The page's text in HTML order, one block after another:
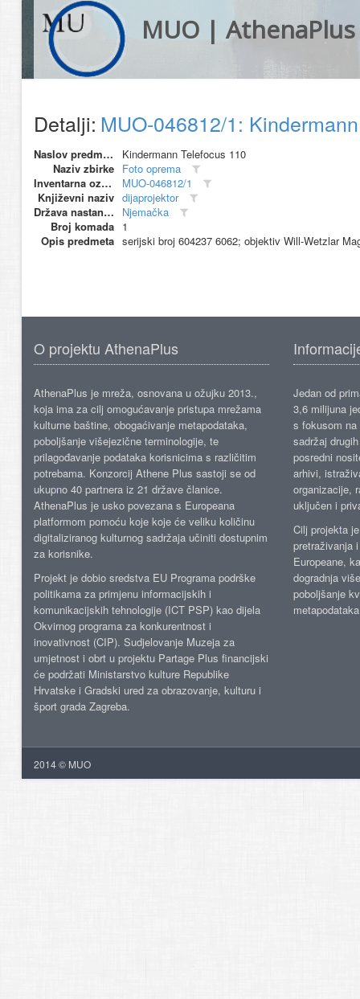
MUO | AthenaPlus
Detalji: MUO-046812/1:
Naslov predmeta
Kindermann Telefocus 110
Naziv zbirke Foto oprema
Inventarna oznaka
MUO-046812/1
Književni naziv dijaprojektor
Država nastanka
Njemačka
Broj komada 1
Opis predmeta serijski broj 604237 6062; objektiv Will-Wetzlar
O projektu AthenaPlus
AthenaPlus je mreža, osnovana u ožujku 2013.,
koja ima za cilj omogućavanje pristupa mrežama
kulturne baštine, obogaćivanje metapodataka,
poboljšanje višejezične terminologije, te
prilagođavanje podataka korisnicima s različitim
potrebama. Konzorcij Athene Plus sastoji se od
ukupno 40 partnera iz 21 države članice.
AthenaPlus je usko povezana s Europeana
platformom pomoću koje koje će veliku količinu
digitaliziranog kulturnog sadržaja učiniti dostupnim
za korisnike.
Projekt je dobio sredstva EU Programa podrške
politikama za primjenu informacijskih i
komunikacijskih tehnologije (ICT PSP) kao dijela
Okvirnog programa za konkurentnost i
inovativnost (CIP). Sudjelovanje Muzeja za
umjetnost i obrt u projektu Partage Plus financijski
će podržati Ministarstvo kulture Republike
Hrvatske i Gradski ured za obrazovanje, kulturu i
šport grada Zagreba.
Jedan od
3,6 milijuna
s fokusom
sadržaj
posredni
arhivi,
organizacije,
uključen i
Cilj projekta
pretraživanja
Europeane,
dogradnja
poboljšanje
2014 © MUO